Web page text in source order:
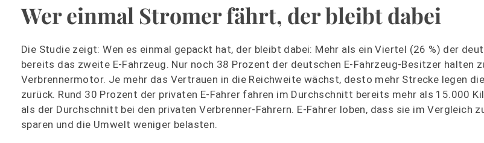
Wer einmal Stromer fährt, der bleibt dabei
Die Studie zeigt: Wen es einmal gepackt hat, der bleibt dabei: Mehr als ein Viertel (26 %) der
bereits das zweite E-Fahrzeug. Nur noch 38 Prozent der deutschen E-Fahrzeug-Besitzer halten
Verbrennermotor. Je mehr das Vertrauen in die Reichweite wächst, desto mehr Strecke legen
zurück. Rund 30 Prozent der privaten E-Fahrer fahren im Durchschnitt bereits mehr als 15.000
als der Durchschnitt bei den privaten Verbrenner-Fahrern. E-Fahrer loben, dass sie im Vergleich
sparen und die Umwelt weniger belasten.